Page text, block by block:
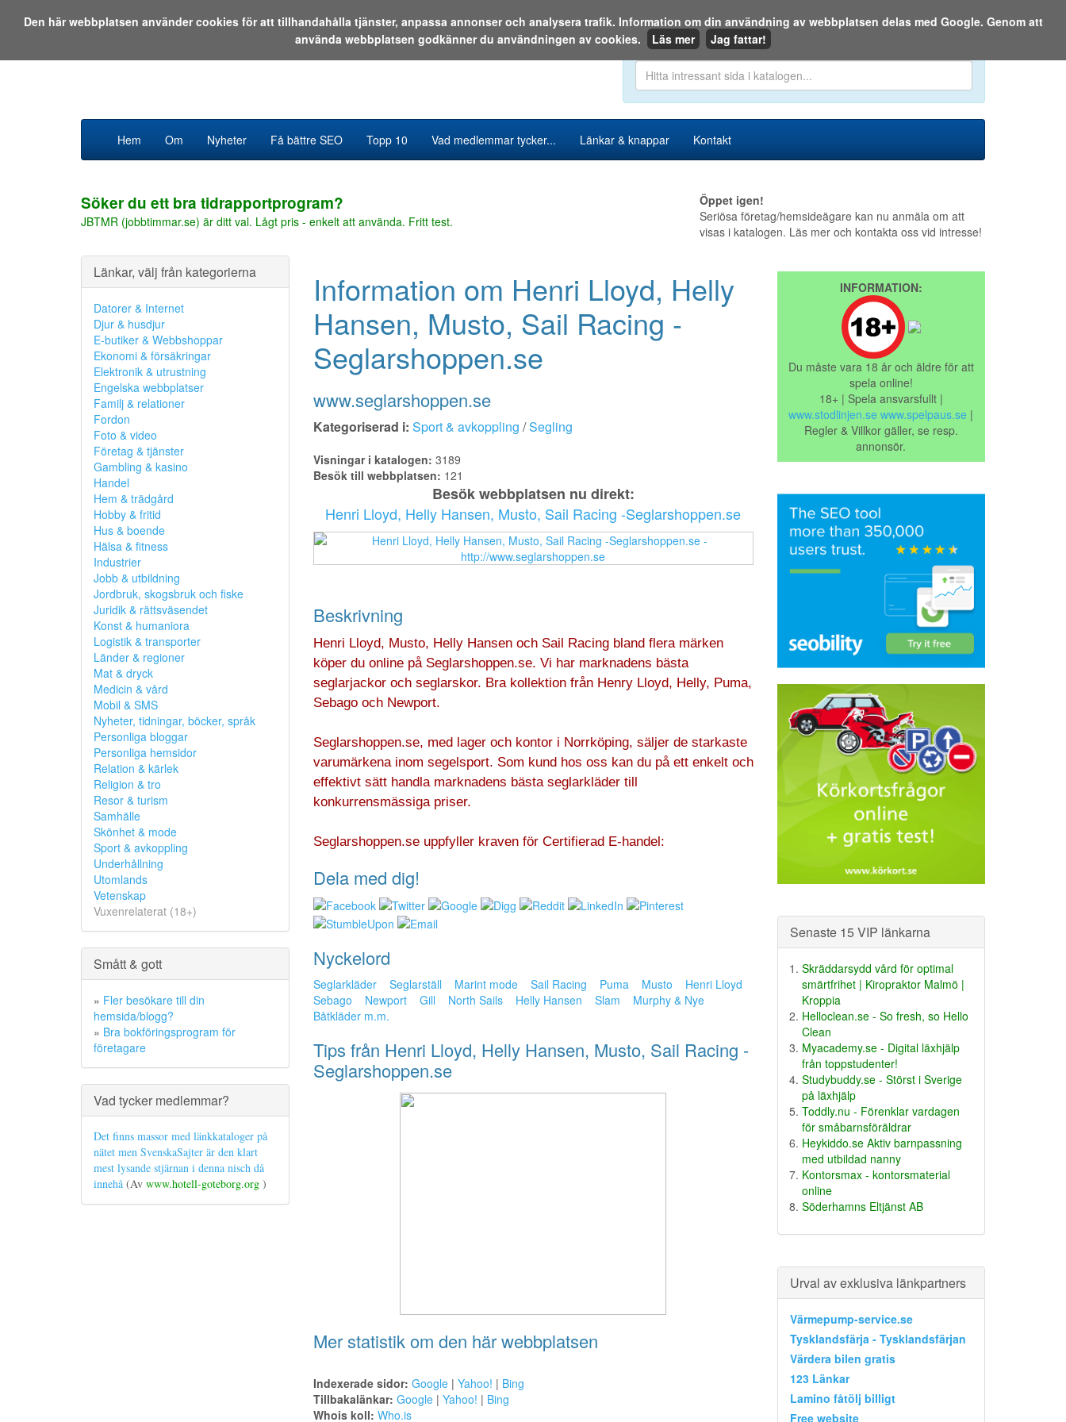
Den 7 augusti 2026
Sök i katalogen eller på webben:
Hem Om Nyheter Få bättre SEO Topp 10 Vad medlemmar tycker... Länkar & knappar Kontakt
Söker du ett bra tidrapportprogram?
JBTMR (jobbtimmar.se) är ditt val. Lågt pris - enkelt att använda. Fritt test.
Öppet igen!
Seriösa företag/hemsideägare kan nu anmäla om att
visas i katalogen. Läs mer och kontakta oss vid intresse!
Länkar, välj från kategorierna
Datorer & Internet
Djur & husdjur
E-butiker & Webbshoppar
Ekonomi & försäkringar
Elektronik & utrustning
Engelska webbplatser
Familj & relationer
Fordon
Foto & video
Företag & tjänster
Gambling & kasino
Handel
Hem & trädgård
Hobby & fritid
Hus & boende
Hälsa & fitness
Industrier
Jobb & utbildning
Jordbruk, skogsbruk och fiske
Juridik & rättsväsendet
Konst & humaniora
Logistik & transporter
Länder & regioner
Mat & dryck
Medicin & vård
Mobil & SMS
Nyheter, tidningar, böcker, språk
Personliga bloggar
Personliga hemsidor
Relation & kärlek
Religion & tro
Resor & turism
Samhälle
Skönhet & mode
Sport & avkoppling
Underhållning
Utomlands
Vetenskap
Vuxenrelaterat (18+)
Smått & gott
» Fler besökare till din
hemsida/blogg?
» Bra bokföringsprogram för
företagare
Vad tycker medlemmar?
Det finns massor med länkkataloger på
nätet men SvenskaSajter är den klart
mest lysande stjärnan i denna nisch då
innehå (Av www.hotell-goteborg.org )
Information om Henri Lloyd, Helly
Hansen, Musto, Sail Racing -
Seglarshoppen.se
www.seglarshoppen.se
Kategoriserad i: Sport & avkoppling /Segling
Visningar i katalogen: 3189
Besök till webbplatsen: 121
Besök webbplatsen nu direkt:
Henri Lloyd, Helly Hansen, Musto, Sail Racing -Seglarshoppen.se
Beskrivning
Henri Lloyd, Musto, Helly Hansen och Sail Racing bland flera märken
köper du online på Seglarshoppen.se. Vi har marknadens bästa
seglarjackor och seglarskor. Bra kollektion från Henry Lloyd, Helly, Puma,
Sebago och Newport.
Seglarshoppen.se, med lager och kontor i Norrköping, säljer de starkaste
varumärkena inom segelsport. Som kund hos oss kan du på ett enkelt och
effektivt sätt handla marknadens bästa seglarkläder till
konkurrensmässiga priser.
Seglarshoppen.se uppfyller kraven för Certifierad E-handel:
Dela med dig!
Nyckelord
Seglarkläder Seglarställ Marint mode Sail Racing Puma Musto
Henri Lloyd
Sebago
Newport Gill North Sails Helly Hansen Slam
Murphy & Nye
Båtkläder m.m.
Tips från Henri Lloyd, Helly Hansen, Musto, Sail Racing -
Seglarshoppen.se
Mer statistik om den här webbplatsen
Indexerade sidor: Google| Yahoo! | Bing
Tillbakalänkar: Google| Yahoo! | Bing
Whois koll: Who.is
INFORMATION:
Du måste vara 18 år och äldre för att
spela online!
18+ | Spela ansvarsfullt |
www.stodlinjen.se www.spelpaus.se |
Regler & Villkor gäller, se resp.
annonsör.
Senaste 15 VIP länkarna
Skräddarsydd vård för optimal
smärtfrihet | Kiropraktor Malmö |
Kroppia
Helloclean.se - So fresh, so Hello
Clean
Myacademy.se - Digital läxhjälp
från toppstudenter!
Studybuddy.se - Störst i Sverige
på läxhjälp
Toddly.nu - Förenklar vardagen
för småbarnsföräldrar
Heykiddo.se Aktiv barnpassning
med utbildad nanny
Kontorsmax - kontorsmaterial
online
Söderhamns Eltjänst AB
Urval av exklusiva länkpartners
Värmepump-service.se
Tysklandsfärja - Tysklandsfärjan
Värdera bilen gratis
123 Länkar
Lamino fåtölj billigt
Free website
Den här webbplatsen använder cookies för att tillhandahålla tjänster, anpassa annonser och analysera trafik. Information om din användning av webbplatsen delas med Google. Genom att
använda webbplatsen godkänner du användningen av cookies.
Läs mer Jag fattar!